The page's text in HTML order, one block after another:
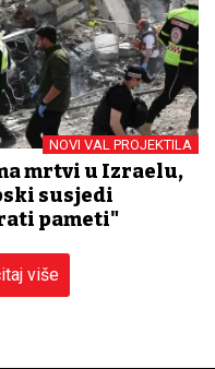
NOVI VAL PROJEKTILA
mrtvi u Izraelu,
susjedi
pameti"
više